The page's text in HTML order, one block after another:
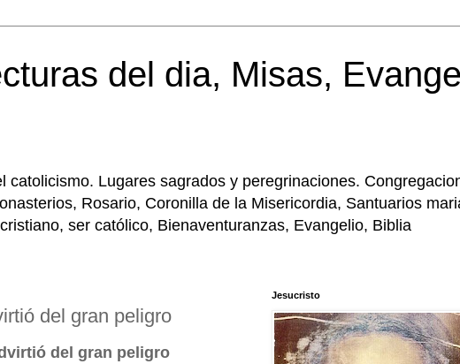
del dia, Misas,
Lugares sagrados y peregrinaciones.
Rosario, Coronilla de la Misericordia, Santuarios
ser católico, Bienaventuranzas, Evangelio, Biblia
del gran peligro
del gran peligro
Jesucristo